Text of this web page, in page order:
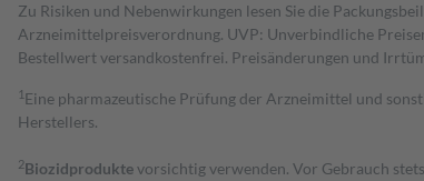
Zu Risiken und Nebenwirkungen lesen Sie die
Arzneimittelpreisverordnung. UVP: Unverbindliche
Bestell­wert versand­kosten­frei. Preisänderungen und
1 Eine pharmazeutische Prüfung der Arzneimittel und
Herstellers.
2Biozidproduktevorsichtig verwenden. Vor Gebrauch